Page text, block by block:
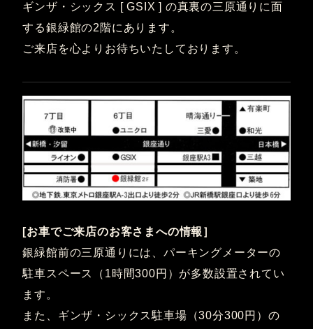
ギンザ・シックス [ GSIX ] の真裏の三原通りに面
する銀緑館の2階にあります。
ご来店を心よりお待ちいたしております。
[お車でご来店のお客さまへの情報］
銀緑館前の三原通りには、パーキングメーターの
駐車スペース（1時間300円）が多数設置されてい
ます。
また、ギンザ・シックス駐車場（30分300円）の